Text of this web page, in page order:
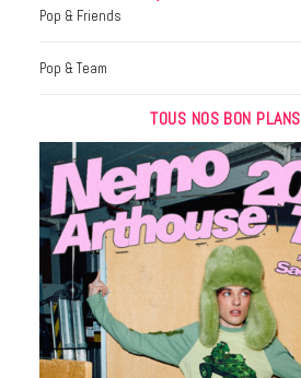
Pop & Friends
Pop & Team
TOUS NOS BON PLANS